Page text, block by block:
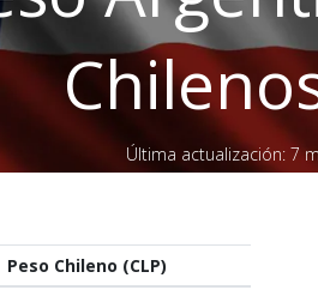
Última actualización: 7
Peso Chileno (CLP)